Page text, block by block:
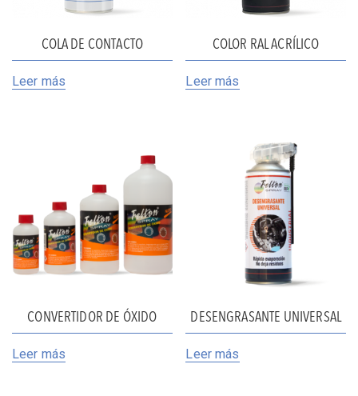
COLA DE CONTACTO
Leer más
COLOR RAL ACRÍLICO
Leer más
CONVERTIDOR DE ÓXIDO
Leer más
DESENGRASANTE UNIVERSAL
Leer más